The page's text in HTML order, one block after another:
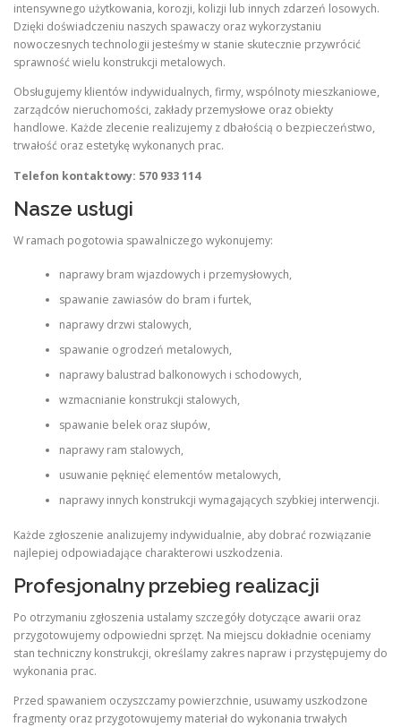
intensywnego użytkowania, korozji, kolizji lub innych zdarzeń losowych.
Dzięki doświadczeniu naszych spawaczy oraz wykorzystaniu
nowoczesnych technologii jesteśmy w stanie skutecznie przywrócić
sprawność wielu konstrukcji metalowych.
Obsługujemy klientów indywidualnych, firmy, wspólnoty mieszkaniowe,
zarządców nieruchomości, zakłady przemysłowe oraz obiekty
handlowe. Każde zlecenie realizujemy z dbałością o bezpieczeństwo,
trwałość oraz estetykę wykonanych prac.
Telefon kontaktowy: 570 933 114
Nasze usługi
W ramach pogotowia spawalniczego wykonujemy:
naprawy bram wjazdowych i przemysłowych,
spawanie zawiasów do bram i furtek,
naprawy drzwi stalowych,
spawanie ogrodzeń metalowych,
naprawy balustrad balkonowych i schodowych,
wzmacnianie konstrukcji stalowych,
spawanie belek oraz słupów,
naprawy ram stalowych,
usuwanie pęknięć elementów metalowych,
naprawy innych konstrukcji wymagających szybkiej interwencji.
Każde zgłoszenie analizujemy indywidualnie, aby dobrać rozwiązanie
najlepiej odpowiadające charakterowi uszkodzenia.
Profesjonalny przebieg realizacji
Po otrzymaniu zgłoszenia ustalamy szczegóły dotyczące awarii oraz
przygotowujemy odpowiedni sprzęt. Na miejscu dokładnie oceniamy
stan techniczny konstrukcji, określamy zakres napraw i przystępujemy do
wykonania prac.
Przed spawaniem oczyszczamy powierzchnie, usuwamy uszkodzone
fragmenty oraz przygotowujemy materiał do wykonania trwałych